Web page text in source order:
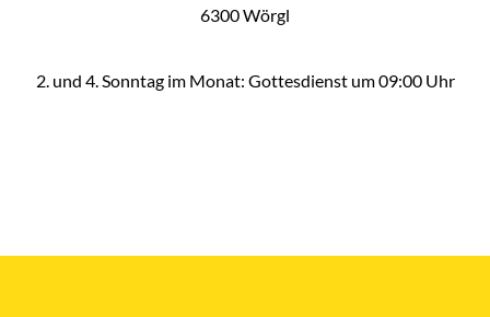
6300 Wörgl
2. und 4. Sonntag im Monat: Gottesdienst um 09:00 Uhr